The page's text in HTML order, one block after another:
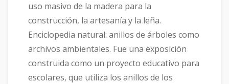
uso masivo de la madera para la
construcción, la artesanía y la leña.
Enciclopedia natural: anillos de árboles como
archivos ambientales. Fue una exposición
construida como un proyecto educativo para
escolares, que utiliza los anillos de los